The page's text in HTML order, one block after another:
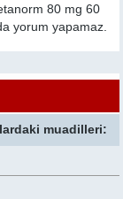
80 mg 60
yorum yapamaz.
muadilleri: